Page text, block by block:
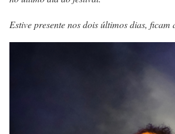
Estive presente nos dois últimos dias, ficam